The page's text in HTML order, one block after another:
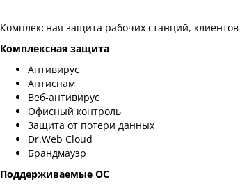
Комплексная защита рабочих станций,
Комплексная защита
Антивирус
Антиспам
Веб-антивирус
Офисный контроль
Защита от потери данных
Dr.Web Cloud
Брандмауэр
Поддерживаемые ОС